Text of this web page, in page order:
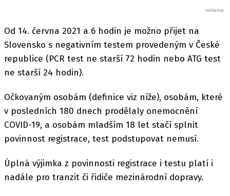
Od 14. června 2021 a 6 hodin je možno přijet na
Slovensko s negativním testem provedeným v České
republice (PCR test ne starší 72 hodin nebo ATG test
ne starší 24 hodin).
Očkovaným osobám (definice viz níže), osobám, které
v posledních 180 dnech prodělaly onemocnění
COVID-19, a osobám mladším 18 let stačí splnit
povinnost registrace, test podstupovat nemusí.
Úplná výjimka z povinnosti registrace i testu platí i
nadále pro tranzit či řidiče mezinárodní dopravy.